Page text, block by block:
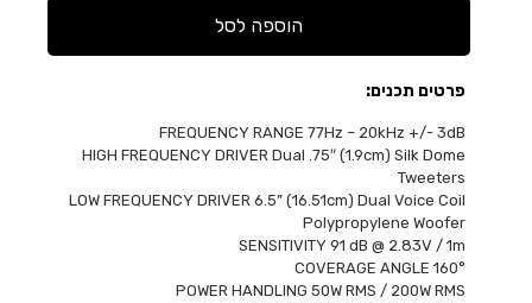
160CSM
הוספה לסל
פרטים תכנים:
FREQUENCY RANGE 77Hz – 20kHz +/- 3dB
HIGH FREQUENCY DRIVER Dual .75″ (1.9cm) Silk Dome
Tweeters
LOW FREQUENCY DRIVER 6.5” (16.51cm) Dual Voice Coil
Polypropylene Woofer
SENSITIVITY 91 dB @ 2.83V / 1m
COVERAGE ANGLE 160°
POWER HANDLING 50W RMS / 200W RMS